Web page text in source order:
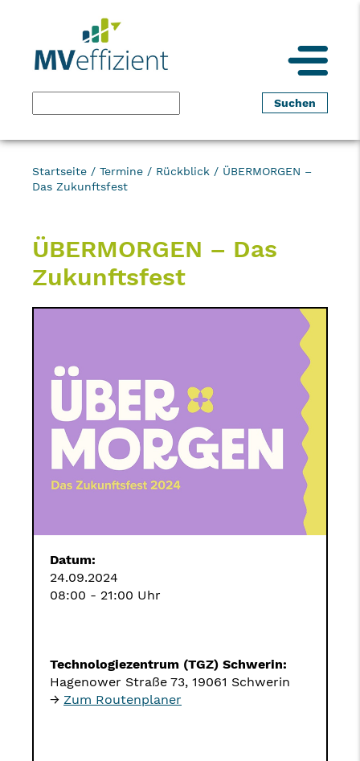
Startseite / Termine / Rückblick / ÜBERMORGEN –
Das Zukunftsfest
ÜBERMORGEN – Das
Zukunftsfest
Datum:
24.09.2024
08:00 - 21:00 Uhr
Technologiezentrum (TGZ) Schwerin:
Hagenower Straße 73, 19061 Schwerin
→ Zum Routenplaner